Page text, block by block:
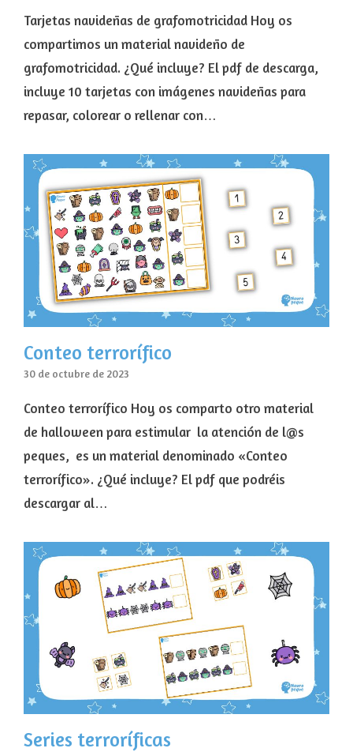
Tarjetas navideñas de grafomotricidad Hoy os
compartimos un material navideño de
grafomotricidad. ¿Qué incluye? El pdf de descarga,
incluye 10 tarjetas con imágenes navideñas para
repasar, colorear o rellenar con…
Conteo terrorífico
30 de octubre de 2023
Conteo terrorífico Hoy os comparto otro material
de halloween para estimular la atención de l@s
peques, es un material denominado «Conteo
terrorífico». ¿Qué incluye? El pdf que podréis
descargar al…
Series terroríficas